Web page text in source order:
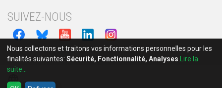
SUIVEZ-NOUS
language
Nous collectons et traitons vos informations personnelles pour les
finalités suivantes: Sécurité, Fonctionnalité, Analyses
Lire la
suite...